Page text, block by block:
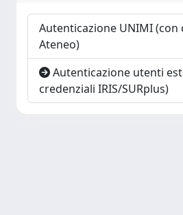
Autenticazione UNIMI (con
Ateneo)
Autenticazione utenti
credenziali IRIS/SURplus)